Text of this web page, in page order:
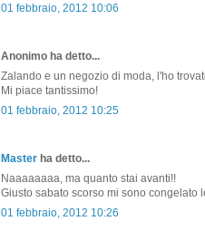
01 febbraio, 2012 10:06
Anonimo ha detto...
Zalando e un negozio di moda, l'ho
Mi piace tantissimo!
01 febbraio, 2012 10:25
Master ha detto...
Naaaaaaaa, ma quanto stai avanti!!
Giusto sabato scorso mi sono congelato
01 febbraio, 2012 10:26